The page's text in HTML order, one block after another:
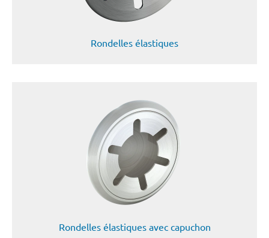
Rondelles élastiques
Rondelles élastiques avec capuchon